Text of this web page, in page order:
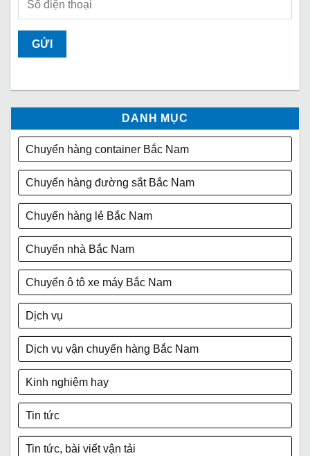
DANH MỤC
Chuyển hàng container Bắc Nam
Chuyển hàng đường sắt Bắc Nam
Chuyển hàng lẻ Bắc Nam
Chuyển nhà Bắc Nam
Chuyển ô tô xe máy Bắc Nam
Dịch vụ
Dịch vụ vận chuyển hàng Bắc Nam
Kinh nghiệm hay
Tin tức
Tin tức, bài viết vận tải